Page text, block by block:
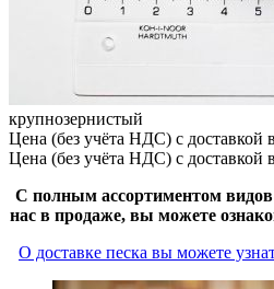
крупнозернистый
Цена (без учёта НДС) с доставкой
Цена (без учёта НДС) с доставкой
С полным ассортиментом видов
нас в продаже, вы можете
О доставке песка вы можете